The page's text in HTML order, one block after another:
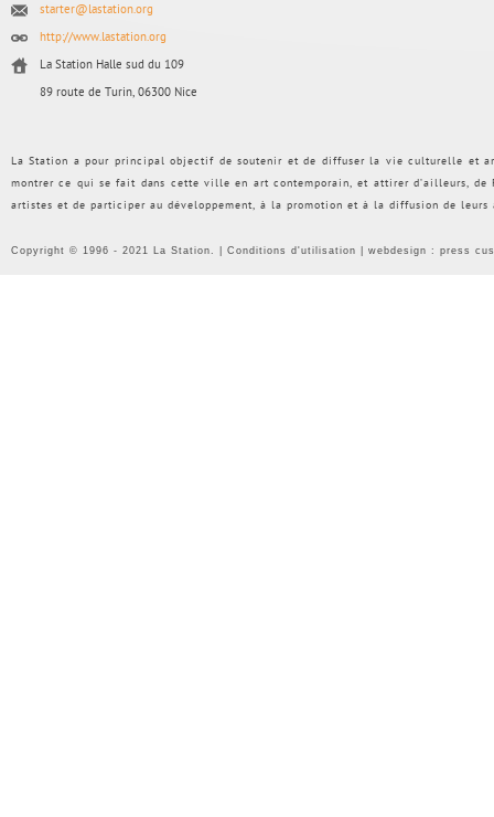
starter@lastation.org
http://www.lastation.org
La Station Halle sud du 109
89 route de Turin, 06300 Nice
La Station a pour principal objectif de soutenir et de diffuser la vie culturelle et
montrer ce qui se fait dans cette ville en art contemporain, et attirer d’ailleurs, de
artistes et de participer au développement, à la promotion et à la diffusion de
Copyright © 1996 - 2021 La Station. | Conditions d'utilisation | webdesign : press